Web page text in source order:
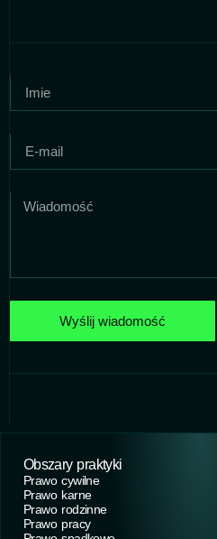
Wyślij wiadomość
Obszary praktyki
Prawo cywilne
Prawo karne
Prawo rodzinne
Prawo pracy